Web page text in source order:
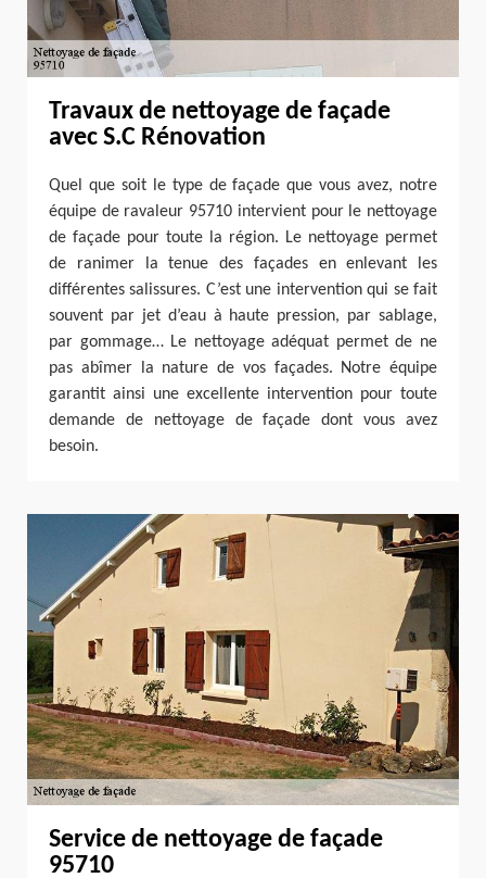
Travaux de nettoyage de façade
avec S.C Rénovation
Quel que soit le type de façade que vous avez, notre
équipe de ravaleur 95710 intervient pour le nettoyage
de façade pour toute la région. Le nettoyage permet
de ranimer la tenue des façades en enlevant les
différentes salissures. C’est une intervention qui se fait
souvent par jet d’eau à haute pression, par sablage,
par gommage… Le nettoyage adéquat permet de ne
pas abîmer la nature de vos façades. Notre équipe
garantit ainsi une excellente intervention pour toute
demande de nettoyage de façade dont vous avez
besoin.
Service de nettoyage de façade
95710